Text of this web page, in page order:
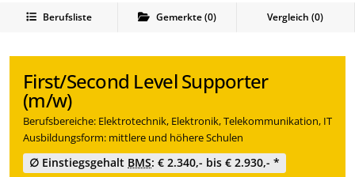
Berufsliste Gemerkte(0) Vergleich (0)
First/Second Level Supporter
(m/w)
Berufsbereiche: Elektrotechnik, Elektronik, Telekommunikation, IT
Ausbildungsform: mittlere und höhere Schulen
∅ Einstiegsgehalt BMS: € 2.340,- bis € 2.930,- *